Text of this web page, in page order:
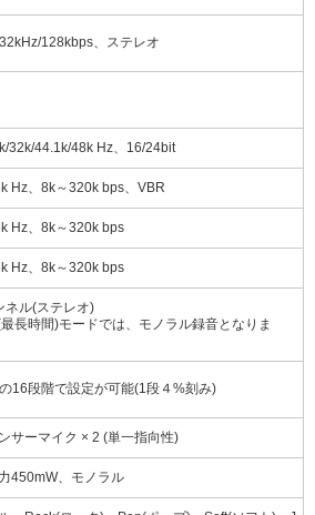
128kbps、ステレオ
32k/44.1k/48k Hz、16/24bit
Hz、8k～320k bps、VBR
Hz、8k～320k bps
Hz、8k～320k bps
ネル(ステレオ)
長時間)モードでは、モノラル録音となりま
16段階で設定が可能(1段４%刻み)
サーマイク × 2 (単一指向性)
450mW、モノラル